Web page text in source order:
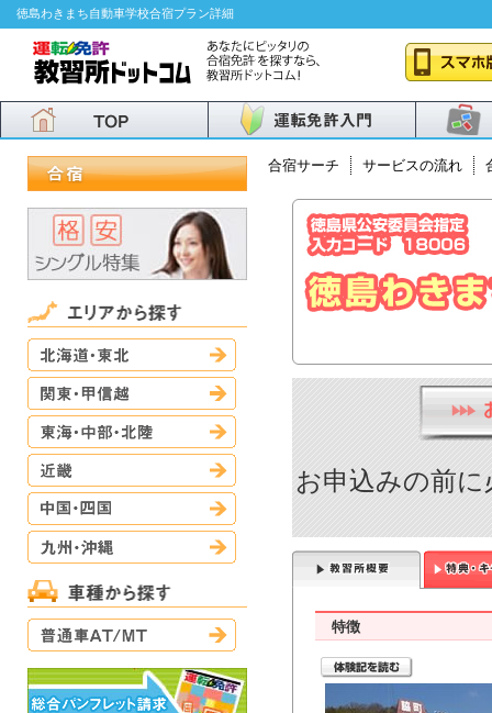
徳島わきまち自動車学校合宿プラン詳細
九州・沖縄
合宿サーチ サービスの流れ
お申込みの前
特徴